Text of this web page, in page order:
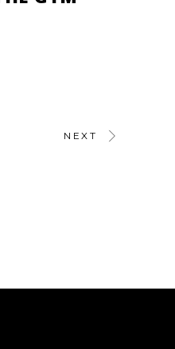
NEXT